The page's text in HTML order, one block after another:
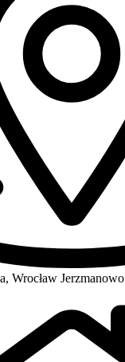
Wrocław Jerzmanowo